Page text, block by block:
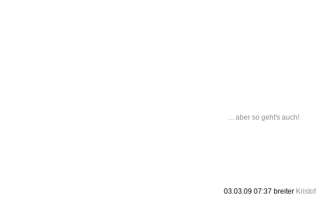
... aber so geht's auch!
03.03.09 07:37 breiter Kristof